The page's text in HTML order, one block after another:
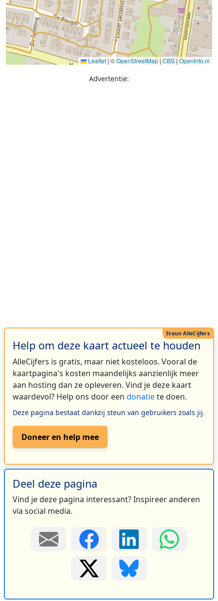
Leaflet | ©OpenStreetMap | CBS |OpenInfo.nl
Advertentie:
Help om deze kaart actueel te houden
AlleCijfers is gratis, maar niet kosteloos. Vooral de
kaartpagina's kosten maandelijks aanzienlijk meer
aan hosting dan ze opleveren. Vind je deze kaart
waardevol? Help ons door een donatiete doen.
Deze pagina bestaat dankzij steun van gebruikers zoals jij.
Doneer en help mee
Deel deze pagina
Vind je deze pagina interessant? Inspireer anderen
via social media.